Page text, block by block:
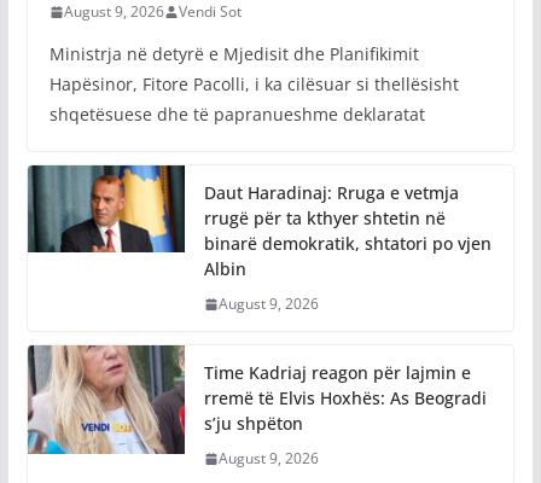
August 9, 2026 Vendi Sot
Ministrja në detyrë e Mjedisit dhe Planifikimit
Hapësinor, Fitore Pacolli, i ka cilësuar si thellësisht
shqetësuese dhe të papranueshme deklaratat
Daut Haradinaj: Rruga e vetmja
rrugë për ta kthyer shtetin në
binarë demokratik, shtatori po vjen
Albin
August 9, 2026
Time Kadriaj reagon për lajmin e
rremë të Elvis Hoxhës: As Beogradi
s’ju shpëton
August 9, 2026